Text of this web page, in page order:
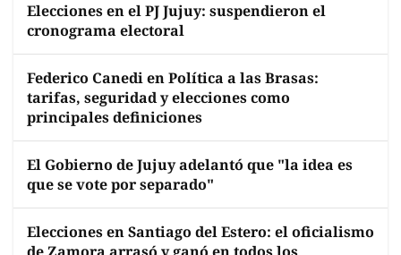
Elecciones en el PJ Jujuy: suspendieron el
cronograma electoral
Federico Canedi en Política a las Brasas:
tarifas, seguridad y elecciones como
principales definiciones
El Gobierno de Jujuy adelantó que "la idea es
que se vote por separado"
Elecciones en Santiago del Estero: el oficialismo